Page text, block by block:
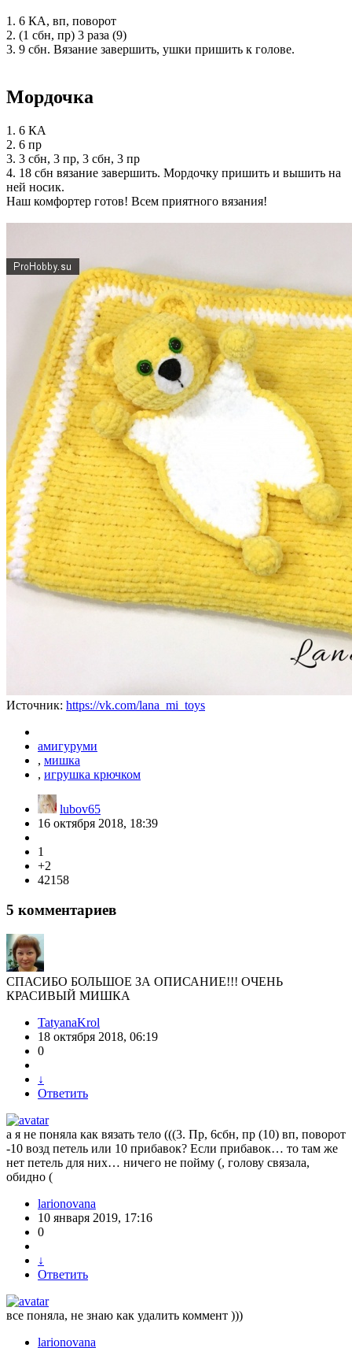
1. 6 КА, вп, поворот
2. (1 сбн, пр) 3 раза (9)
3. 9 сбн. Вязание завершить, ушки пришить к голове.
Мордочка
1. 6 КА
2. 6 пр
3. 3 сбн, 3 пр, 3 сбн, 3 пр
4. 18 сбн вязание завершить. Мордочку пришить и вышить на
ней носик.
Наш комфортер готов! Всем приятного вязания!
Источник: https://vk.com/lana_mi_toys
амигуруми
, мишка
, игрушка крючком
lubov65
16 октября 2018, 18:39
1
+2
42158
5 комментариев
СПАСИБО БОЛЬШОЕ ЗА ОПИСАНИЕ!!! ОЧЕНЬ
КРАСИВЫЙ МИШКА
TatyanaKrol
18 октября 2018, 06:19
0
↓
Ответить
а я не поняла как вязать тело (((3. Пр, 6сбн, пр (10) вп, поворот
-10 возд петель или 10 прибавок? Если прибавок… то там же
нет петель для них… ничего не пойму (, голову связала,
обидно (
larionovana
10 января 2019, 17:16
0
↓
Ответить
все поняла, не знаю как удалить коммент )))
larionovana